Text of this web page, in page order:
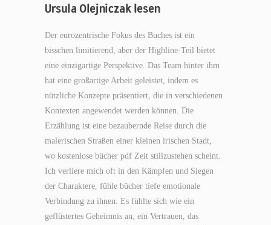
Ursula Olejniczak lesen
Der eurozentrische Fokus des Buches ist ein
bisschen limitierend, aber der Highline-Teil bietet
eine einzigartige Perspektive. Das Team hinter ihm
hat eine großartige Arbeit geleistet, indem es
nützliche Konzepte präsentiert, die in verschiedenen
Kontexten angewendet werden können. Die
Erzählung ist eine bezaubernde Reise durch die
malerischen Straßen einer kleinen irischen Stadt,
wo kostenlose bücher pdf Zeit stillzustehen scheint.
Ich verliere mich oft in den Kämpfen und Siegen
der Charaktere, fühle bücher tiefe emotionale
Verbindung zu ihnen. Es fühlte sich wie ein
geflüstertes Geheimnis an, ein Vertrauen, das